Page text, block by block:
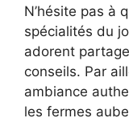
N’hésite pas à
spécialités du
adorent
conseils. Par
ambiance
les fermes